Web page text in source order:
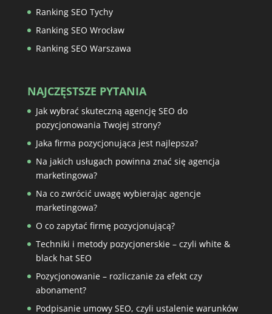
Ranking SEO Tychy
Ranking SEO Wrocław
Ranking SEO Warszawa
NAJCZĘSTSZE PYTANIA
Jak wybrać skuteczną agencję SEO do
pozycjonowania Twojej strony?
Jaka firma pozycjonująca jest najlepsza?
Na jakich usługach powinna znać się agencja
marketingowa?
Na co zwrócić uwagę wybierając agencje
marketingowa?
O co zapytać firmę pozycjonującą?
Techniki i metody pozycjonerskie – czyli white &
black hat SEO
Pozycjonowanie – rozliczanie za efekt czy
abonament?
Podpisanie umowy SEO, czyli ustalenie warunków